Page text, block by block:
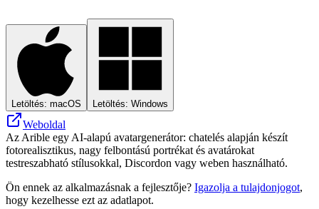
Letöltés: macOS Letöltés: Windows
Weboldal
Az Arible egy AI-alapú avatargenerátor: chatelés alapján készít
fotorealisztikus, nagy felbontású portrékat és avatárokat
testreszabható stílusokkal, Discordon vagy weben használható.
Ön ennek az alkalmazásnak a fejlesztője? Igazolja a tulajdonjogot,
hogy kezelhesse ezt az adatlapot.